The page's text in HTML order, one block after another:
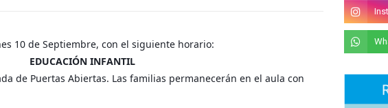
10 de Septiembre, con el siguiente horario:
EDUCACIÓN INFANTIL
de Puertas Abiertas. Las familias permanecerán en el aula con